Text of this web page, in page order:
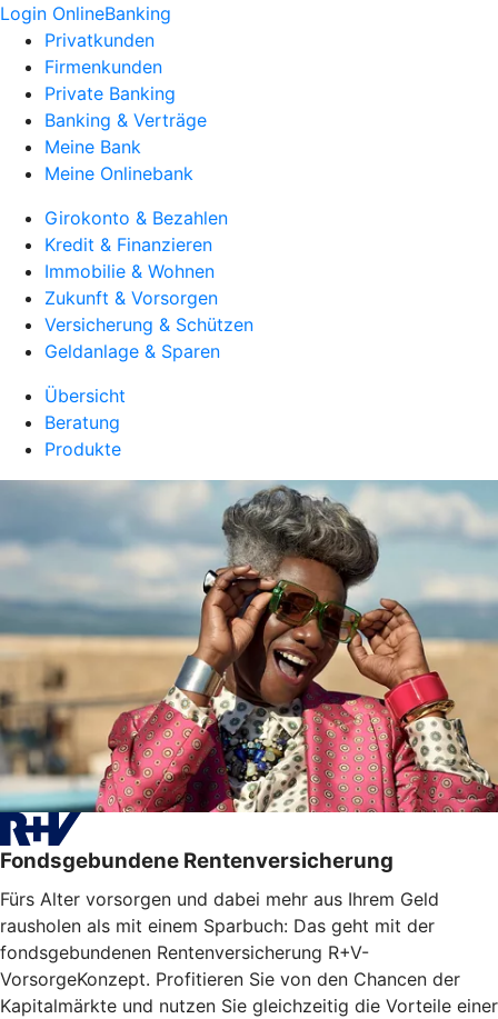
Login OnlineBanking
Privatkunden
Firmenkunden
Private Banking
Banking & Verträge
Meine Bank
Meine Onlinebank
Girokonto & Bezahlen
Kredit & Finanzieren
Immobilie & Wohnen
Zukunft & Vorsorgen
Versicherung & Schützen
Geldanlage & Sparen
Übersicht
Beratung
Produkte
Fondsgebundene Rentenversicherung
Fürs Alter vorsorgen und dabei mehr aus Ihrem Geld
rausholen als mit einem Sparbuch: Das geht mit der
fondsgebundenen Rentenversicherung R+V-
VorsorgeKonzept. Profitieren Sie von den Chancen der
Kapitalmärkte und nutzen Sie gleichzeitig die Vorteile einer